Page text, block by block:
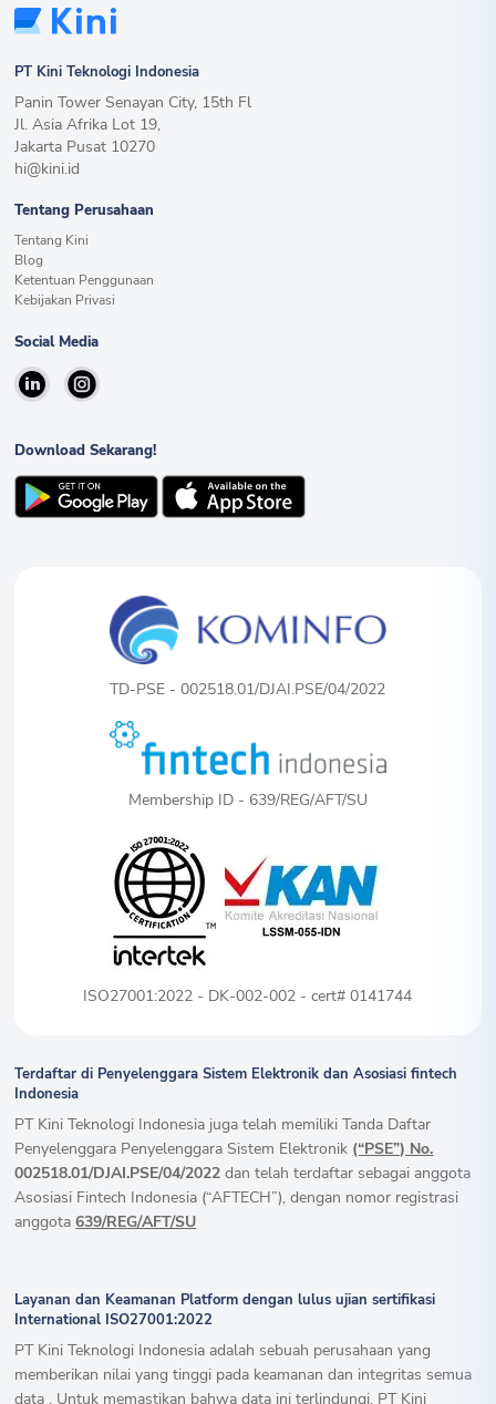
PT Kini Teknologi Indonesia
Panin Tower Senayan City, 15th Fl
Jl. Asia Afrika Lot 19,
Jakarta Pusat 10270
hi@kini.id
Tentang Perusahaan
Tentang Kini
Blog
Ketentuan Penggunaan
Kebijakan Privasi
Social Media
Download Sekarang!
TD-PSE - 002518.01/DJAI.PSE/04/2022
Membership ID - 639/REG/AFT/SU
ISO27001:2022 - DK-002-002 - cert# 0141744
Terdaftar di Penyelenggara Sistem Elektronik dan Asosiasi fintech
Indonesia
PT Kini Teknologi Indonesia juga telah memiliki Tanda Daftar
Penyelenggara Penyelenggara Sistem Elektronik (“PSE”) No.
002518.01/DJAI.PSE/04/2022 dan telah terdaftar sebagai anggota
Asosiasi Fintech Indonesia (“AFTECH”), dengan nomor registrasi
anggota639/REG/AFT/SU
Layanan dan Keamanan Platform dengan lulus ujian sertifikasi
International ISO27001:2022
PT Kini Teknologi Indonesia adalah sebuah perusahaan yang
memberikan nilai yang tinggi pada keamanan dan integritas semua
data . Untuk memastikan bahwa data ini terlindungi, PT Kini